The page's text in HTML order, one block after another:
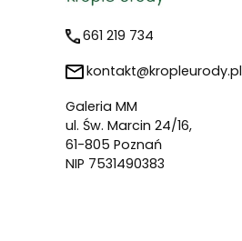
661 219 734
kontakt@kropleurody.pl
Galeria MM
ul. Św. Marcin 24/16,
61-805 Poznań
NIP 7531490383